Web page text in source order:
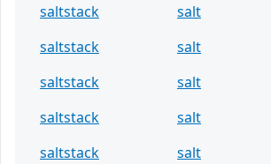
saltstack
salt
saltstack
salt
saltstack
salt
saltstack
salt
saltstack
salt